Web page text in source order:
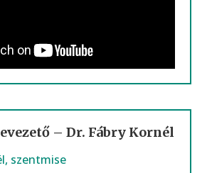
– Dr. Fábry Kornél
, szentmise